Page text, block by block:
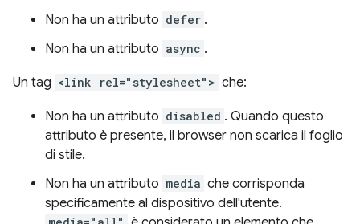
Non ha un attributo defer .
Non ha un attributo async .
Un tag <link rel="stylesheet"> che:
Non ha un attributo disabled . Quando questo
attributo è presente, il browser non scarica il foglio
di stile.
Non ha un attributo media che corrisponda
specificamente al dispositivo dell'utente.